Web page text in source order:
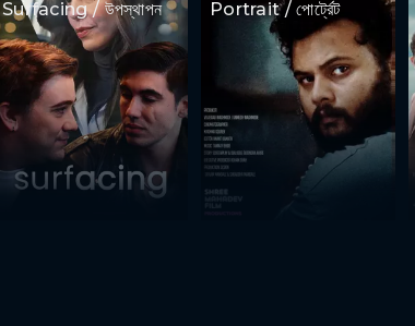
Surfacing / উপস্থাপন Portrait / পোর্ট্রেট